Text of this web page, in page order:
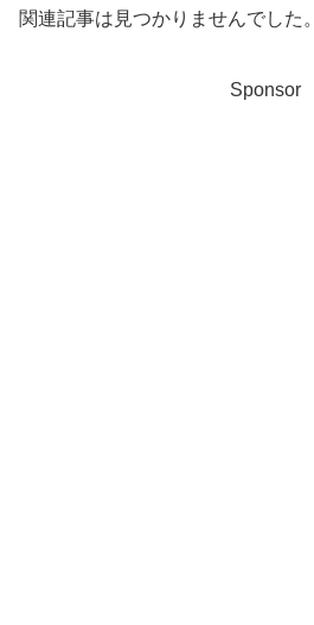
関連記事は見つかりませんでした。
Sponsor